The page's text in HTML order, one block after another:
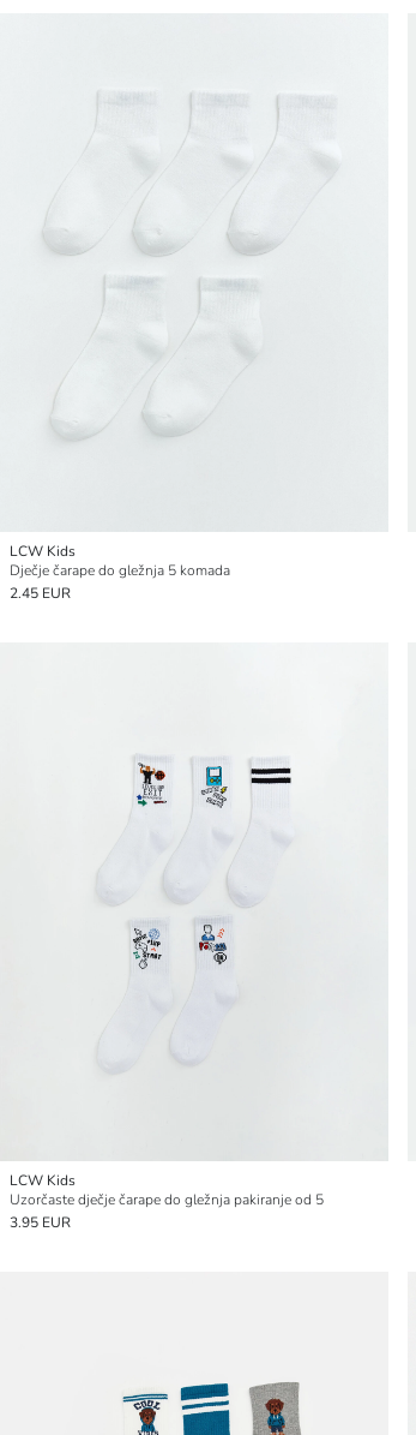
LCW Kids
Dječje čarape do gležnja 5 komada
2.45 EUR
LCW Kids
Uzorčaste dječje čarape do gležnja pakiranje od 5
3.95 EUR